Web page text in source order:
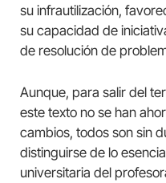
su infrautilización,
su capacidad de
de resolución de
Aunque, para salir del
este texto no se han
cambios, todos son sin
distinguirse de lo
universitaria del